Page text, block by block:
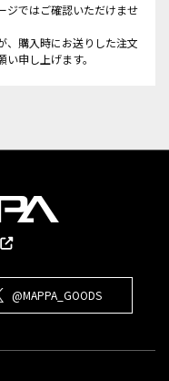
ジではご確認いただけませ
、購入時にお送りした注文
申し上げます。
@MAPPA_GOODS